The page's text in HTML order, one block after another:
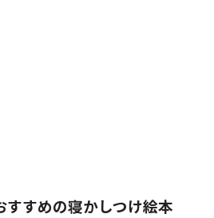
すめの寝かしつけ絵本